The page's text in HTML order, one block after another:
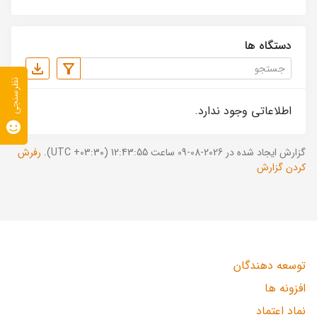
دستگاه ها
اطلاعاتی وجود ندارد.
گزارش ایجاد شده در 2026-08-09 ساعت 12:43:55 (UTC +03:30).
رفرش
کردن گزارش
توسعه دهندگان
افزونه ها
نماد اعتماد
نظرسنجی